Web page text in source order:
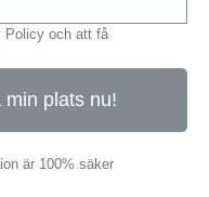
Policy och att få
min plats nu!
är 100% säker